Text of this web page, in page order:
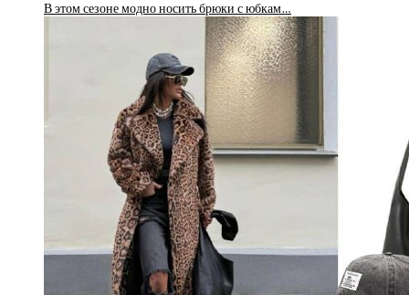
В этом сезоне модно носить брюки с юбкам…